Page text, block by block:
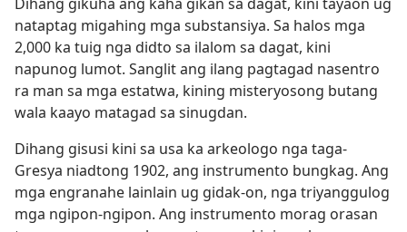
nataptag migahing mga substansiya. Sa halos mga
2,000 ka tuig nga didto sa ilalom sa dagat, kini
napunog lumot. Sanglit ang ilang pagtagad nasentro
ra man sa mga estatwa, kining misteryosong butang
wala kaayo matagad sa sinugdan.
Dihang gisusi kini sa usa ka arkeologo nga taga-
Gresya niadtong 1902, ang instrumento bungkag. Ang
mga engranahe lainlain ug gidak-on, nga triyanggulog
mga ngipon-ngipon. Ang instrumento morag orasan